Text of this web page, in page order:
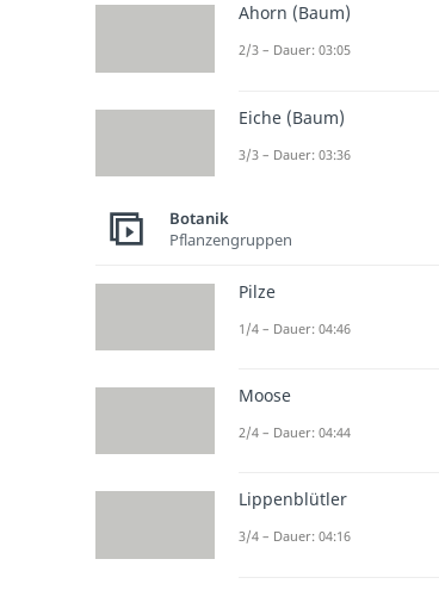
Ahorn (Baum)
2/3 – Dauer: 03:05
Eiche (Baum)
3/3 – Dauer: 03:36
Botanik
Pflanzengruppen
Pilze
1/4 – Dauer: 04:46
Moose
2/4 – Dauer: 04:44
Lippenblütler
3/4 – Dauer: 04:16